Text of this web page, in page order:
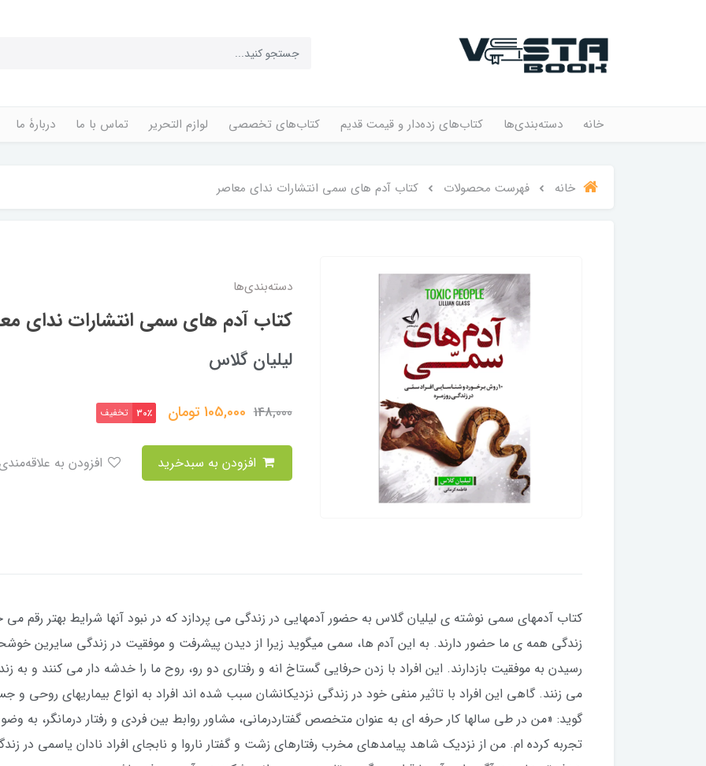
خانه دسته‌بندی‌ها کتاب‌های زده‌دار و قیمت قدیم کتاب‌های تخصصی لوازم التحریر تماس با ما دربارۀ ما
خانه فهرست محصولات کتاب آدم های سمی انتشارات ندای‌ معاصر
دسته‌بندی‌ها
کتاب آدم های سمی انتشارات ندای‌
لیلیان گلاس
148,000
105,000تومان 30٪ تخفیف
کتاب آدمهای سمی نوشته ی لیلیان گلاس به حضور آدمهایی در زندگی می پردازد که در نبود آنها شرایط بهتر رقم می
زندگی همه ی ما حضور دارند. به این آدم ها، سمی میگوید زیرا از دیدن پیشرفت و موفقیت در زندگی سایرین
رسیدن به موفقیت بازدارند. این افراد با زدن حرفایی گستاخ انه و رفتاری دو رو، روح ما را خدشه دار می کنند و
می زنند. گاهی این افراد با تاثیر منفی خود در زندگی نزدیکانشان سبب شده اند افراد به انواع بیماریهای روحی
گوید: «من در طی سالها کار حرفه ای به عنوان متخصص گفتاردرمانی، مشاور روابط بین فردی و رفتار درمانگر، به
تجربه کرده ام. من از نزدیک شاهد پیامدهای مخرب رفتارهای زشت و گفتار ناروا و نابجای افراد نادان یاسمی در